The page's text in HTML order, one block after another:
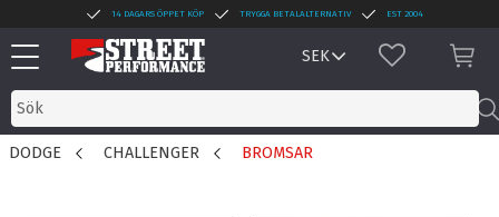
Meny
14 DAGARS ÖPPET KÖP TRYGGA BETALALTERNATIV EST 2004
FAVORITER
DODGE CHALLENGER BROMSAR